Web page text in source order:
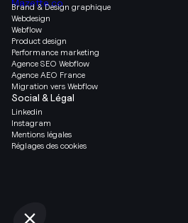
Brand & Design graphique
Webdesign
Webflow
Product design
Performance marketing
Agence SEO Webflow
Agence AEO France
Migration vers Webflow
Social & Légal
Linkedin
Instagram
Mentions légales
Réglages des cookies